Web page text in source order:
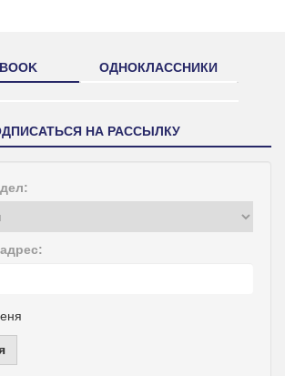
ОДНОКЛАССНИКИ
НА РАССЫЛКУ